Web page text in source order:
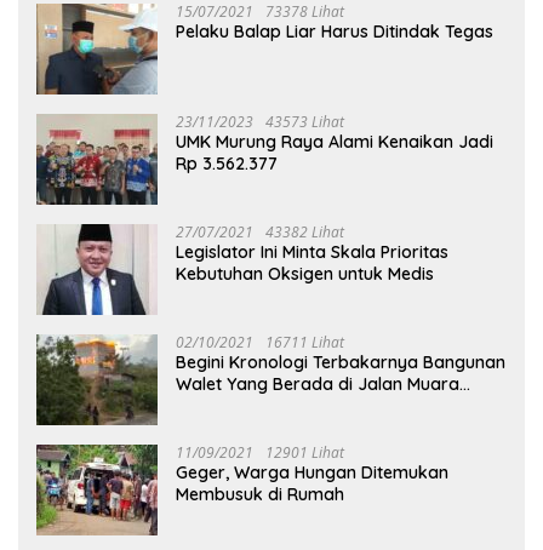
15/07/2021 73378 Lihat
Pelaku Balap Liar Harus Ditindak Tegas
23/11/2023 43573 Lihat
UMK Murung Raya Alami Kenaikan Jadi
Rp 3.562.377
27/07/2021 43382 Lihat
Legislator Ini Minta Skala Prioritas
Kebutuhan Oksigen untuk Medis
02/10/2021 16711 Lihat
Begini Kronologi Terbakarnya Bangunan
Walet Yang Berada di Jalan Muara
11/09/2021 12901 Lihat
Geger, Warga Hungan Ditemukan
Membusuk di Rumah